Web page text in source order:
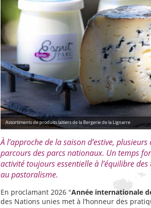
Assortiments de produits laitiers de la Bergerie de la Lignarre
À l’approche de la saison d’estive,
parcours des parcs nationaux. Un temps
activité toujours essentielle à l’équilibre
au pastoralisme.
En proclamant 2026 "Année internationale
des Nations unies met à l’honneur des